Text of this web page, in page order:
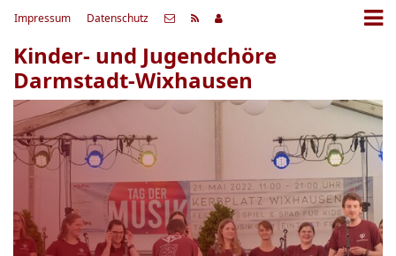
Impressum Datenschutz
Kinder- und Jugendchöre
Darmstadt-Wixhausen